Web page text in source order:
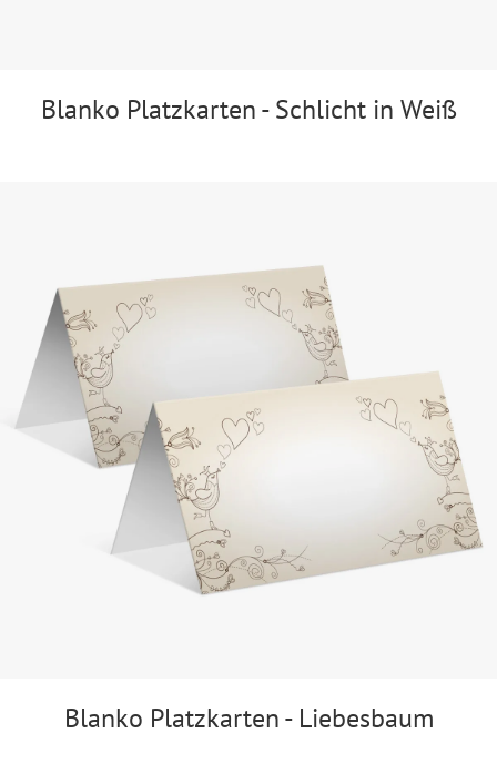
Blanko Platzkarten - Schlicht in Weiß
Blanko Platzkarten - Liebesbaum